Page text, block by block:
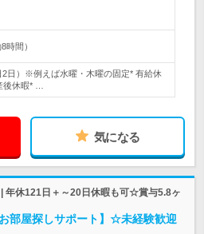
時間）
2日）※例えば水曜・木曜の固定* 有給休
後休暇* …
気になる
年休121日＋～20日休暇も可☆賞与5.8ヶ
部屋探しサポート】☆未経験歓迎